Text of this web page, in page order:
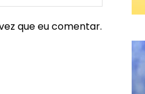
que eu comentar.